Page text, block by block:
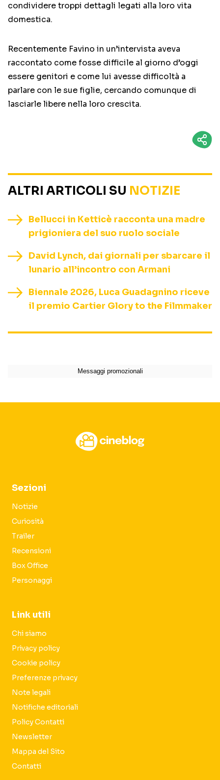
condividere troppi dettagli legati alla loro vita
domestica.
Recentemente Favino in un’intervista aveva
raccontato come fosse difficile al giorno d’oggi
essere genitori e come lui avesse difficoltà a
parlare con le sue figlie, cercando comunque di
lasciarle libere nella loro crescita.
ALTRI ARTICOLI SU NOTIZIE
Bellucci in Ketticè racconta una madre
prigioniera del suo ruolo sociale
David Lynch, dai giornali per sbarcare il
lunario all’incontro con Armani
Biennale 2026, Luca Guadagnino riceve
il premio Cartier Glory to the Filmmaker
Sezioni
Notizie
Curiosità
Trailer
Recensioni
Box Office
Personaggi
Link utili
Chi siamo
Privacy policy
Cookie policy
Preferenze privacy
Note legali
Notifiche editoriali
Policy Contatti
Newsletter
Mappa del Sito
Contatti